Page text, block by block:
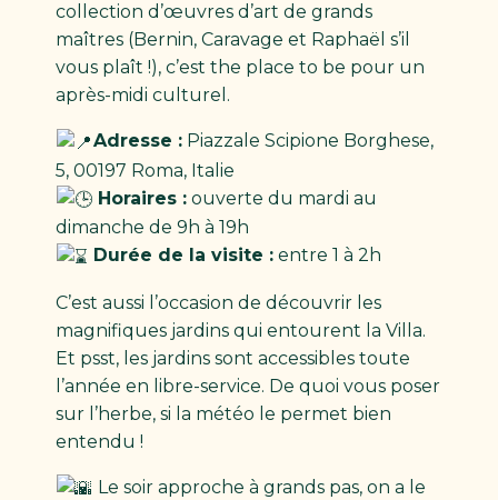
collection d’œuvres d’art de grands
maîtres (Bernin, Caravage et Raphaël s’il
vous plaît !), c’est the place to be pour un
après-midi culturel.
Adresse : Piazzale Scipione Borghese,
5, 00197 Roma, Italie
Horaires : ouverte du mardi au
dimanche de 9h à 19h
Durée de la visite : entre 1 à 2h
C’est aussi l’occasion de découvrir les
magnifiques jardins qui entourent la Villa.
Et psst, les jardins sont accessibles toute
l’année en libre-service. De quoi vous poser
sur l’herbe, si la météo le permet bien
entendu !
Le soir approche à grands pas, on a le